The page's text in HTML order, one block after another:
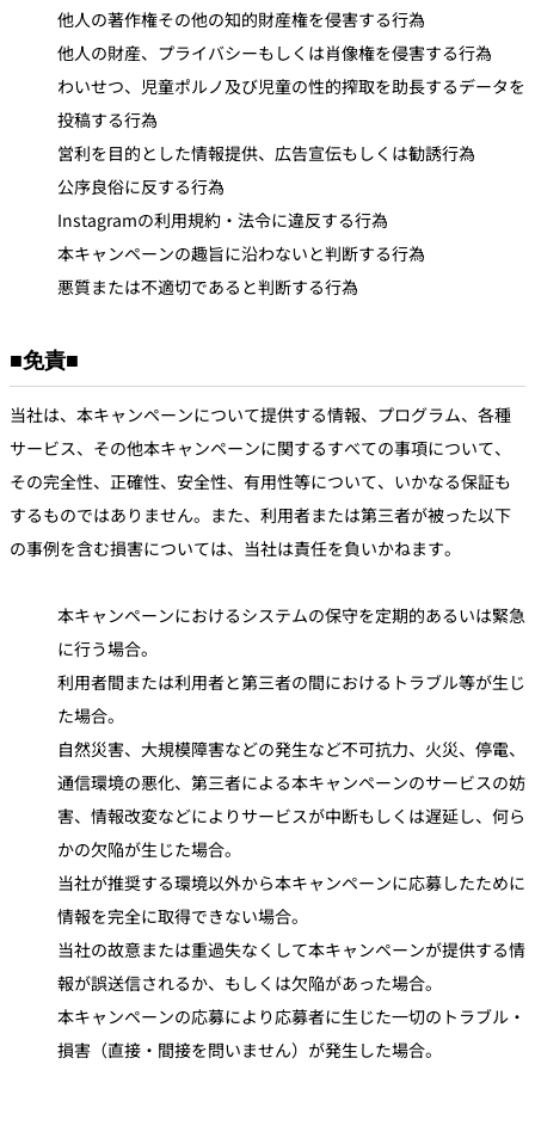
他人の著作権その他の知的財産権を侵害する行為
他人の財産、プライバシーもしくは肖像権を侵害する行為
わいせつ、児童ポルノ及び児童の性的搾取を助長するデータを
投稿する行為
営利を目的とした情報提供、広告宣伝もしくは勧誘行為
公序良俗に反する行為
Instagramの利用規約・法令に違反する行為
本キャンペーンの趣旨に沿わないと判断する行為
悪質または不適切であると判断する行為
■免責■
当社は、本キャンペーンについて提供する情報、プログラム、各種
サービス、その他本キャンペーンに関するすべての事項について、
その完全性、正確性、安全性、有用性等について、いかなる保証も
するものではありません。また、利用者または第三者が被った以下
の事例を含む損害については、当社は責任を負いかねます。
本キャンペーンにおけるシステムの保守を定期的あるいは緊急
に行う場合。
利用者間または利用者と第三者の間におけるトラブル等が生じ
た場合。
自然災害、大規模障害などの発生など不可抗力、火災、停電、
通信環境の悪化、第三者による本キャンペーンのサービスの妨
害、情報改変などによりサービスが中断もしくは遅延し、何ら
かの欠陥が生じた場合。
当社が推奨する環境以外から本キャンペーンに応募したために
情報を完全に取得できない場合。
当社の故意または重過失なくして本キャンペーンが提供する情
報が誤送信されるか、もしくは欠陥があった場合。
本キャンペーンの応募により応募者に生じた一切のトラブル・
損害（直接・間接を問いません）が発生した場合。